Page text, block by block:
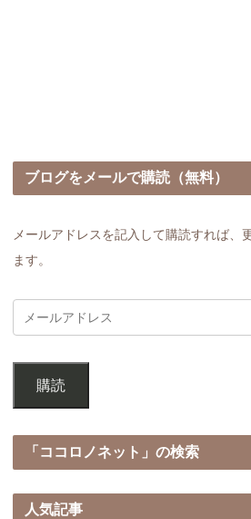
ブログをメールで購読（無料）
メールアドレスを記入して購読すれば、
ます。
購読
「ココロノネット」の検索
人気記事